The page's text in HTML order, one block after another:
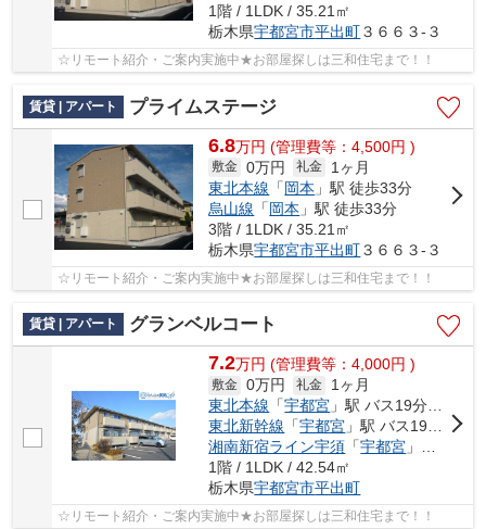
1階 / 1LDK / 35.21㎡
栃木県宇都宮市平出町３６６３-３
☆リモート紹介・ご案内実施中★お部屋探しは三和住宅まで！！
賃貸 | アパート プライムステージ
6.8万円 (管理費等：4,500円 )
敷金 0万円 礼金
1ヶ月
東北本線 「岡本 」駅 徒歩33分
烏山線 「岡本 」駅 徒歩33分
3階 / 1LDK / 35.21㎡
栃木県宇都宮市平出町３６６３-３
☆リモート紹介・ご案内実施中★お部屋探しは三和住宅まで！！
賃貸 | アパート グランベルコート
7.2万円 (管理費等：4,000円 )
敷金 0万円 礼金
1ヶ月
東北本線 「宇都宮 」駅 バス19分 「クボタ前（栃木県）」 停歩14分
東北新幹線 「宇都宮 」駅 バス19分 「クボタ前（栃木県）」 停歩14分
湘南新宿ライン宇須 「宇都宮 」駅 バス19分 「クボタ前（栃木県）」 停歩14分
1階 / 1LDK / 42.54㎡
栃木県宇都宮市平出町
☆リモート紹介・ご案内実施中★お部屋探しは三和住宅まで！！